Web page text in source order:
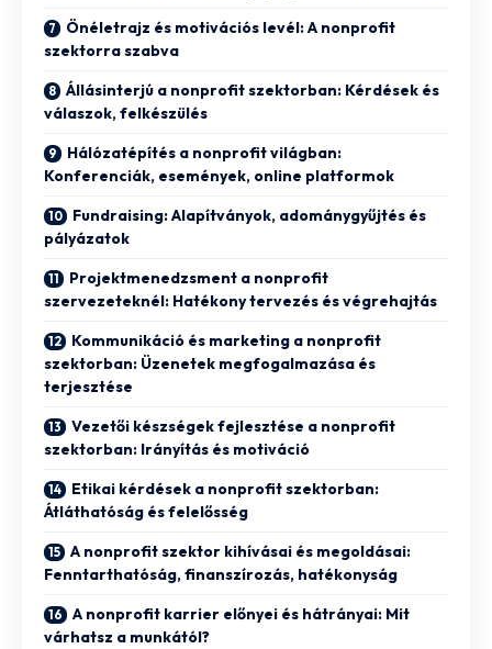
Önéletrajz és motivációs levél: A nonprofit
szektorra szabva
Állásinterjú a nonprofit szektorban: Kérdések és
válaszok, felkészülés
Hálózatépítés a nonprofit világban:
Konferenciák, események, online platformok
Fundraising: Alapítványok, adománygyűjtés és
pályázatok
Projektmenedzsment a nonprofit
szervezeteknél: Hatékony tervezés és végrehajtás
Kommunikáció és marketing a nonprofit
szektorban: Üzenetek megfogalmazása és
terjesztése
Vezetői készségek fejlesztése a nonprofit
szektorban: Irányítás és motiváció
Etikai kérdések a nonprofit szektorban:
Átláthatóság és felelősség
A nonprofit szektor kihívásai és megoldásai:
Fenntarthatóság, finanszírozás, hatékonyság
A nonprofit karrier előnyei és hátrányai: Mit
várhatsz a munkától?